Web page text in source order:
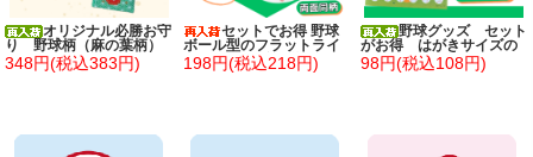
オリジナル必勝お守
り 野球柄（麻の葉柄）
348円(税込383円)
セットでお得 野球
ボール型のフラットライ
トキーホルダー 単価184
円～
198円(税込218円)
野球グッズ セット
がお得 はがきサイズの
オリジナルスポーツシー
ル 野球 単価７８円～
98円(税込108円)